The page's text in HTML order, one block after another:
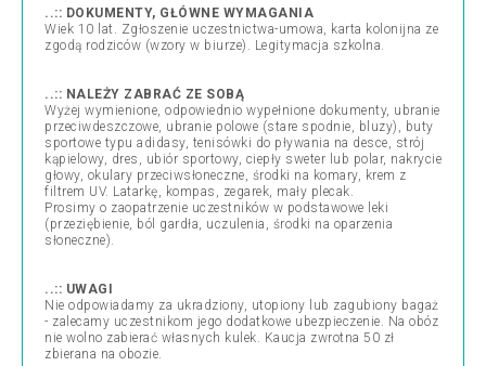
..:: DOKUMENTY, GŁÓWNE WYMAGANIA
Wiek 10 lat. Zgłoszenie uczestnictwa-umowa, karta kolonijna ze
zgodą rodziców (wzory w biurze). Legitymacja szkolna.
..:: NALEŻY ZABRAĆ ZE SOBĄ
Wyżej wymienione, odpowiednio wypełnione dokumenty, ubranie
przeciwdeszczowe, ubranie polowe (stare spodnie, bluzy), buty
sportowe typu adidasy, tenisówki do pływania na desce, strój
kąpielowy, dres, ubiór sportowy, ciepły sweter lub polar, nakrycie
głowy, okulary przeciwsłoneczne, środki na komary, krem z
filtrem UV. Latarkę, kompas, zegarek, mały plecak.
Prosimy o zaopatrzenie uczestników w podstawowe leki
(przeziębienie, ból gardła, uczulenia, środki na oparzenia
słoneczne).
..:: UWAGI
Nie odpowiadamy za ukradziony, utopiony lub zagubiony bagaż
- zalecamy uczestnikom jego dodatkowe ubezpieczenie. Na obóz
nie wolno zabierać własnych kulek. Kaucja zwrotna 50 zł
zbierana na obozie.